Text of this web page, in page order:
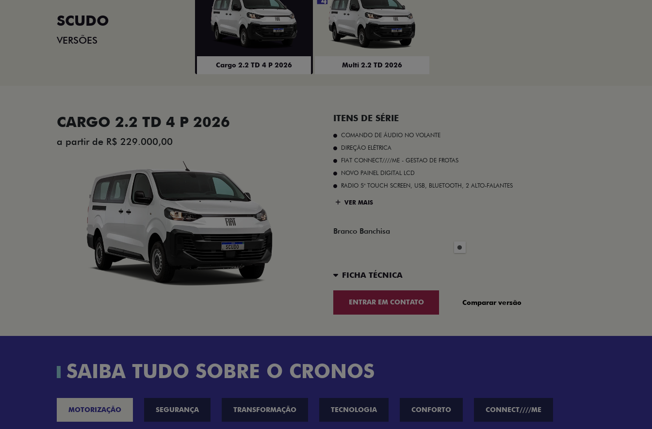
SCUDO
VERSÕES
Cargo 2.2 TD 4 P 2026 Multi 2.2 TD 2026
CARGO 2.2 TD 4 P 2026
a partir de R$ 229.000,00
ITENS DE SÉRIE
COMANDO DE ÁUDIO NO VOLANTE
DIREÇÃO ELÉTRICA
FIAT CONNECT////ME - GESTAO DE FROTAS
NOVO PAINEL DIGITAL LCD
RADIO 5" TOUCH SCREEN, USB, BLUETOOTH, 2 ALTO-FALANTES
VER MAIS
Branco Banchisa
FICHA TÉCNICA
ENTRAR EM CONTATO Comparar versão
SAIBA TUDO SOBRE O CRONOS
MOTORIZAÇÃO SEGURANÇA TRANSFORMAÇÃO TECNOLOGIA CONFORTO CONNECT////ME